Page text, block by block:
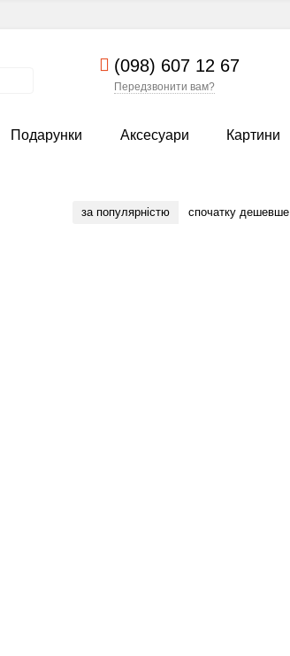
(098) 607 12 67
Передзвонити вам?
Подарунки Аксесуари Картини
за популярністю спочатку дешевше